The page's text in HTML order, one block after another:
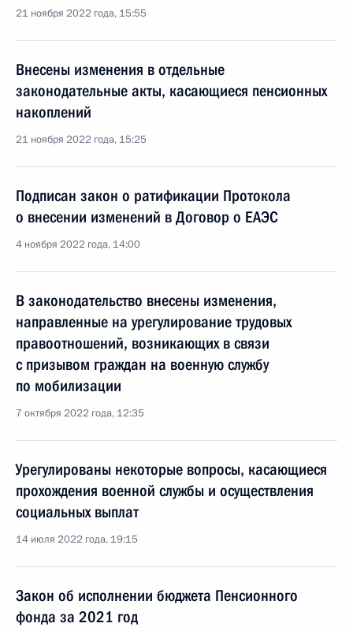
21 ноября 2022 года, 15:55
Внесены изменения в отдельные
законодательные акты, касающиеся пенсионных
накоплений
21 ноября 2022 года, 15:25
Подписан закон о ратификации Протокола
о внесении изменений в Договор о ЕАЭС
4 ноября 2022 года, 14:00
В законодательство внесены изменения,
направленные на урегулирование трудовых
правоотношений, возникающих в связи
с призывом граждан на военную службу
по мобилизации
7 октября 2022 года, 12:35
Урегулированы некоторые вопросы, касающиеся
прохождения военной службы и осуществления
социальных выплат
14 июля 2022 года, 19:15
Закон об исполнении бюджета Пенсионного
фонда за 2021 год